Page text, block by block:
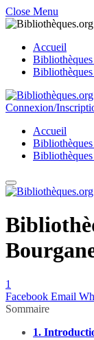
Close Menu
Accueil
Bibliothèques
Connexion/
Accueil
Bibliothèques
1
Facebook Email
Sommaire
1.